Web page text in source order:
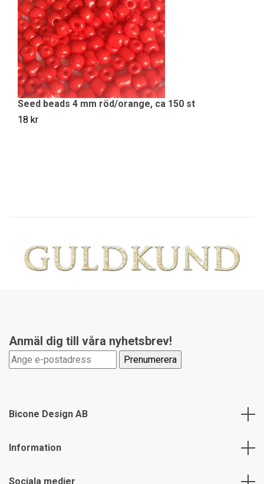
Seed beads 4 mm röd/orange, ca 150 st
18 kr
Anmäl dig till våra nyhetsbrev!
Bicone Design AB
Information
Sociala medier